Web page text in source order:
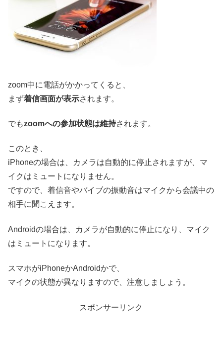
zoom中に電話がかかってくると、
まず着信画面が表示されます。
でもzoomへの参加状態は維持されます。
このとき、
iPhoneの場合は、カメラは自動的に停止されますが、マ
イクはミュートになりません。
ですので、着信音やバイブの振動音はマイクから会議中の
相手に聞こえます。
Androidの場合は、カメラが自動的に停止になり、マイク
はミュートになります。
スマホがiPhoneかAndroidかで、
マイクの状態が異なりますので、注意しましょう。
スポンサーリンク